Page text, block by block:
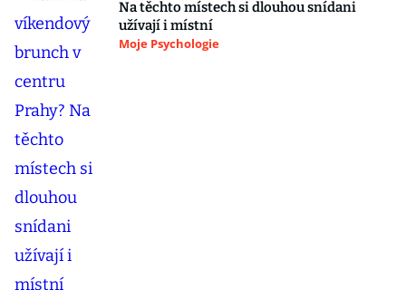
Na těchto místech si dlouhou snídani
užívají i místní
Moje Psychologie